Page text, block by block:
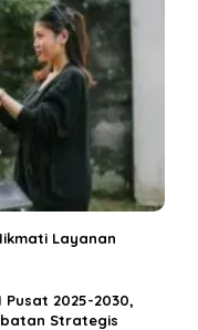
Layanan
Pusat 2025-2030,
Strategis